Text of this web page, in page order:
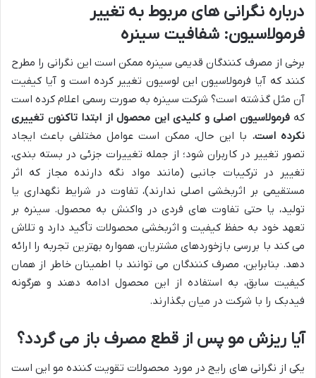
درباره نگرانی های مربوط به تغییر
فرمولاسیون: شفافیت سینره
برخی از مصرف کنندگان قدیمی سینره ممکن است این نگرانی را مطرح
کنند که آیا فرمولاسیون این لوسیون تغییر کرده است و آیا کیفیت
آن مثل گذشته است؟ شرکت سینره به صورت رسمی اعلام کرده است
کهفرمولاسیون اصلی و کلیدی این محصول از ابتدا تاکنون تغییری
نکرده است. با این حال، ممکن است عوامل مختلفی باعث ایجاد
تصور تغییر در کاربران شود؛ از جمله تغییرات جزئی در بسته بندی،
تغییر در ترکیبات جانبی (مانند مواد نگه دارنده مجاز که اثر
مستقیمی بر اثربخشی اصلی ندارند)، تفاوت در شرایط نگهداری یا
تولید، یا حتی تفاوت های فردی در واکنش به محصول. سینره بر
تعهد خود به حفظ کیفیت و اثربخشی محصولات تأکید دارد و تلاش
می کند با بررسی بازخوردهای مشتریان، همواره بهترین تجربه را ارائه
دهد. بنابراین، مصرف کنندگان می توانند با اطمینان خاطر از همان
کیفیت سابق، به استفاده از این محصول ادامه دهند و هرگونه
فیدبک را با شرکت در میان بگذارند.
آیا ریزش مو پس از قطع مصرف باز می گردد؟
یکی از نگرانی های رایج در مورد محصولات تقویت کننده مو این است